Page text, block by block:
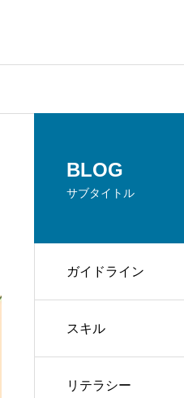
BLOG
サブタイトル
ガイドライン
スキル
リテラシー